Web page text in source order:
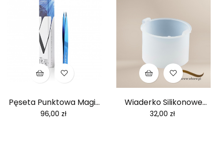
Pęseta Punktowa Magic
Blue
Cena
96,00 zł
Wiaderko Silikonowe
Do...
Cena
32,00 zł